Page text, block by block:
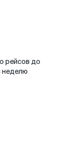
рейсов до
неделю